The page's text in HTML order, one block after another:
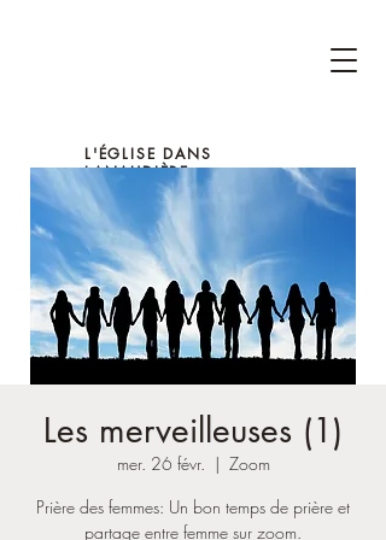
L'ÉGLISE DANS
LANAUDIÈRE
Les merveilleuses (1)
mer. 26 févr.
  |
Zoom
Prière des femmes: Un bon temps de prière et
partage entre femme sur zoom.